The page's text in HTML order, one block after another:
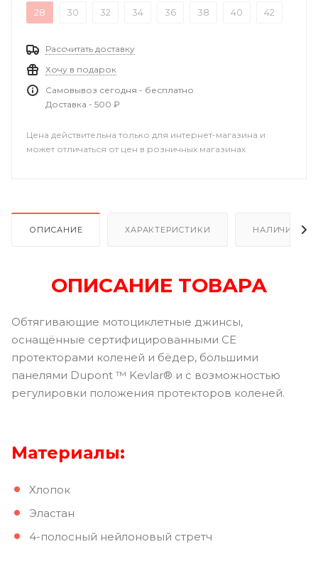
28 30 32 34 36 38 40 42
Рассчитать доставку
Хочу в подарок
Самовывоз сегодня - бесплатно
Доставка - 500 ₽
Цена действительна только для интернет-магазина и
может отличаться от цен в розничных магазинах
ОПИСАНИЕ ХАРАКТЕРИСТИКИ НАЛИЧИЕ В
ОПИСАНИЕ ТОВАРА
Обтягивающие мотоциклетные джинсы,
оснащённые сертифицированными CE
протекторами коленей и бёдер, большими
панелями Dupont ™ Kevlar® и c возможностью
регулировки положения протекторов коленей.
Материалы:
Хлопок
Эластан
4-полосный нейлоновый стретч